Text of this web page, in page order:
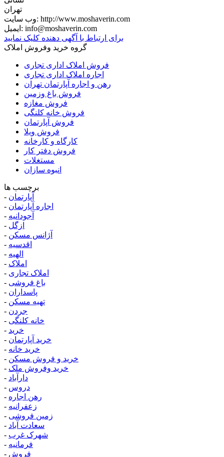
تهران
وب سایت: http://www.moshaverin.com
ایمیل: info@moshaverin.com
برای ارتباط با آگهی دهنده کلیک نمایید
گروه خرید وفروش املاک
فروش املاک اداری تجاری
اجاره املاک اداری تجاری
رهن و اجاره آپارتمان تهران
فروش باغ وزمین
فروش مغازه
فروش خانه کلنگی
فروش آپارتمان
فروش ویلا
کارگاه و کارخانه
فروش دفتر کار
مستغلات
انبوه سازان
برچسب ها
- آپارتمان
- اجاره آپارتمان
- آجودانیه
- ازگل
- آژانس مسکن
- اقدسیه
- الهیه
- املاک
- املاک تجاری
- باغ فروشی
- پاسداران
- تهیه مسکن
- جردن
- خانه کلنگی
- خرید
- خرید آپارتمان
- خرید خانه
- خرید و فروش مسکن
- خرید وفروش ملک
- دارآباد
- دروس
- رهن اجاره
- زعفرانیه
- زمین فروشی
- سعادت آباد
- شهرک غرب
- فرمانیه
- فروش